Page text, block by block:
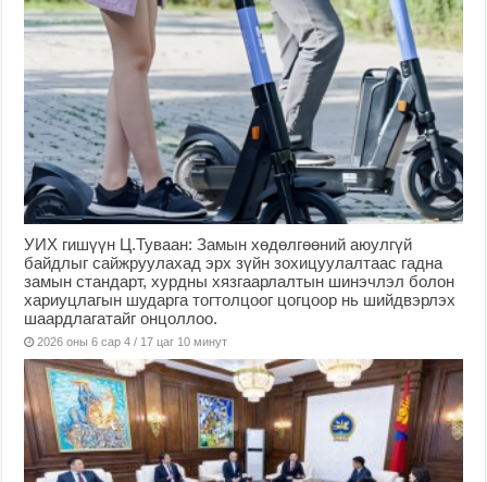
УИХ гишүүн Ц.Туваан: Замын хөдөлгөөний аюулгүй
байдлыг сайжруулахад эрх зүйн зохицуулалтаас гадна
замын стандарт, хурдны хязгаарлалтын шинэчлэл болон
хариуцлагын шударга тогтолцоог цогцоор нь шийдвэрлэх
шаардлагатайг онцоллоо.
2026 оны 6 сар 4 / 17 цаг 10 минут